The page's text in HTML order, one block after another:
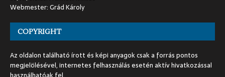
Webmester: Grád Károly
COPYRIGHT
Az oldalon található írott és képi anyagok csak a forrás pontos
megjelölésével, internetes felhasználás esetén aktív hivatkozással